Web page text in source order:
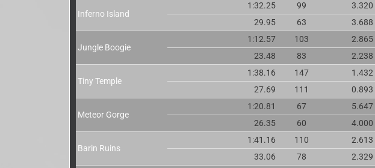
Inferno Island
1:32.25 99 3.320
29.95
63 3.688
Jungle Boogie
1:12.57 103 2.865
23.48
83 2.238
Tiny Temple
1:38.16 147 1.432
27.69
111 0.893
Meteor Gorge
1:20.81 67 5.647
26.35
60 4.000
Barin Ruins
1:41.16 110 2.613
33.06
78 2.329